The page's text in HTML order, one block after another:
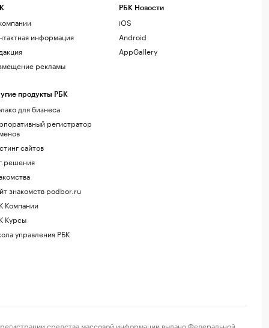
информация
рекламы
продукты РБК
для бизнеса
регистратор
сайтов
знакомств podbor.ru
Компании
Курсы
управления РБК
РБК Новости
iOS
Android
AppGallery
средства массовой информации выдано Федеральной